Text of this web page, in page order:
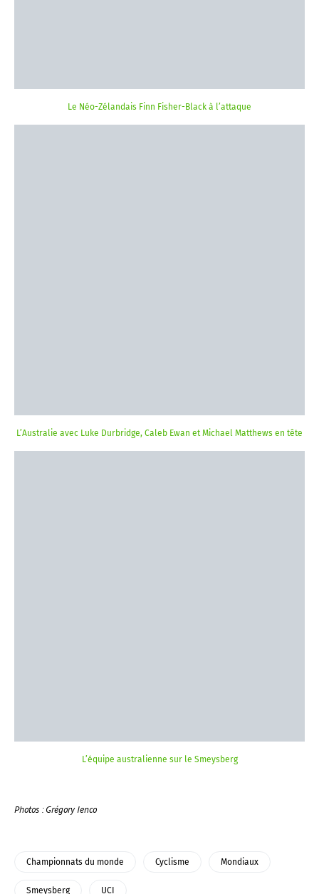
Le Néo-Zélandais Finn Fisher-Black à l’attaque
L’Australie avec Luke Durbridge, Caleb Ewan et Michael Matthews en tête
L’équipe australienne sur le Smeysberg
Photos : Grégory Ienco
Championnats du monde Cyclisme Mondiaux
Smeysberg UCI